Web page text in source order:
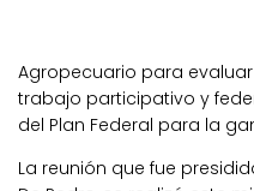
Agropecuario para
trabajo participativo y
del Plan Federal para la
La reunión que fue